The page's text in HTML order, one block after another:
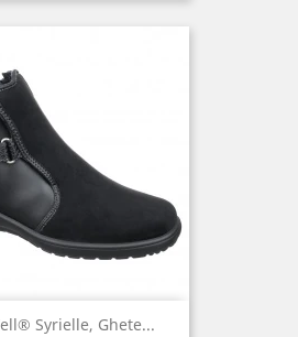
Syrielle, Ghete...